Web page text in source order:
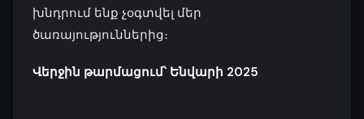
խնդրում ենք չօգտվել մեր
ծառայություններից։
Վերջին թարմացում՝ Ենվարի 2025